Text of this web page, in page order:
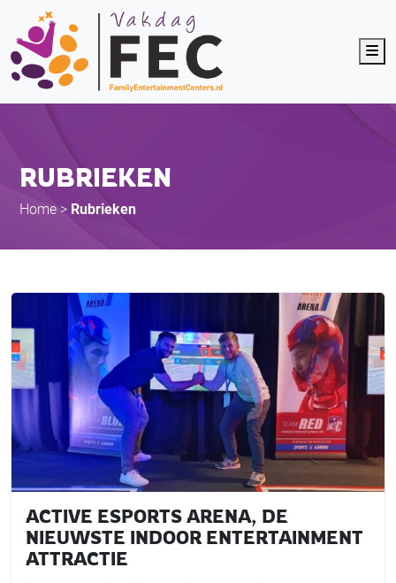
RUBRIEKEN
Home > Rubrieken
ACTIVE ESPORTS ARENA, DE
NIEUWSTE INDOOR ENTERTAINMENT
ATTRACTIE